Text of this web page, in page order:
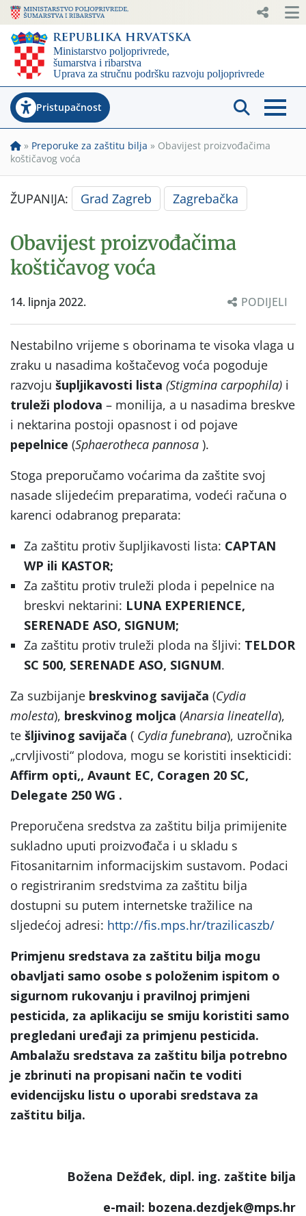
Pristupačnost
» Preporuke za zaštitu bilja » Obavijest proizvođačima
koštičavog voća
ŽUPANIJA: Grad Zagreb Zagrebačka
Obavijest proizvođačima
koštičavog voća
14. lipnja 2022. PODIJELI
Nestabilno vrijeme s oborinama te visoka vlaga u
zraku u nasadima koštačevog voća pogoduje
razvoju šupljikavosti lista (Stigmina carpophila) i
truleži plodova – monilija, a u nasadima breskve
i nektarina postoji opasnost i od pojave
pepelnice (Sphaerotheca pannosa ).
Stoga preporučamo voćarima da zaštite svoj
nasade slijedećim preparatima, vodeći računa o
karenci odabranog preparata:
Za zaštitu protiv šupljikavosti lista: CAPTAN
WP ili KASTOR;
Za zaštitu protiv truleži ploda i pepelnice na
breskvi nektarini: LUNA EXPERIENCE,
SERENADE ASO, SIGNUM;
Za zaštitu protiv truleži ploda na šljivi: TELDOR
SC 500, SERENADE ASO, SIGNUM.
Za suzbijanje breskvinog savijača (Cydia
molesta), breskvinog moljca (Anarsia lineatella),
te šljivinog savijača ( Cydia funebrana), uzročnika
„crvljivosti“ plodova, mogu se koristiti insekticidi:
Affirm opti,, Avaunt EC, Coragen 20 SC,
Delegate 250 WG .
Preporučena sredstva za zaštitu bilja primijenite
sukladno uputi proizvođača i u skladu s
Fitosanitarnim informacijskim sustavom. Podaci
o registriranim sredstvima za zaštitu bilja
dostupni su putem internetske tražilice na
sljedećoj adresi: http://fis.mps.hr/trazilicaszb/
Primjenu sredstava za zaštitu bilja mogu
obavljati samo osobe s položenim ispitom o
sigurnom rukovanju i pravilnoj primjeni
pesticida, za aplikaciju se smiju koristiti samo
pregledani uređaji za primjenu pesticida.
Ambalažu sredstava za zaštitu bilja potrebno
je zbrinuti na propisani način te voditi
evidencijsku listu o uporabi sredstava za
zaštitu bilja.
Božena Dežđek, dipl. ing. zaštite bilja
e-mail: bozena.dezdjek@mps.hr